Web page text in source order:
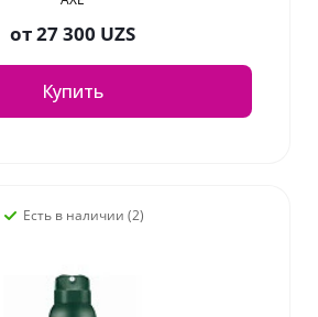
от27 300 UZS
Купить
Есть в наличии (2)